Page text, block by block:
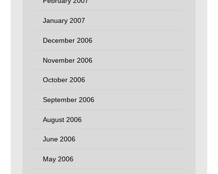
January 2007
December 2006
November 2006
October 2006
September 2006
August 2006
June 2006
May 2006